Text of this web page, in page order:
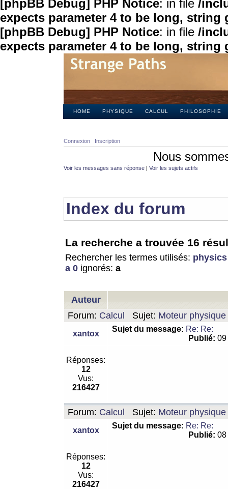
[phpBB Debug] PHP Notice: in file /
expects parameter 4 to be long, string
[phpBB Debug] PHP Notice: in file /
expects parameter 4 to be long, string
HOME PHYSIQUE CALCUL PHILOSOPHIE
Connexion Inscription
Nous
Voir les messages sans réponse | Voir les sujets actifs
Index du forum
La recherche a trouvée 16
Rechercher les termes utilisés: physics
a 0 ignorés: a
Auteur
Forum: Calcul Sujet: Moteur
xantox
Sujet du message: Re: Re:
Publié:
Réponses:
12
Vus:
216427
Forum: Calcul Sujet: Moteur
xantox
Sujet du message: Re: Re:
Publié:
Réponses:
12
Vus:
216427